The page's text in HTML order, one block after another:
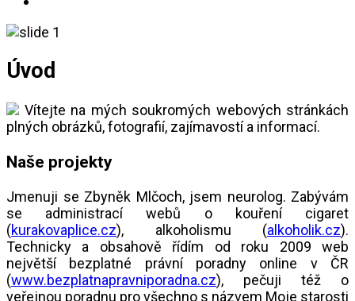
Úvod
Vítejte na mých soukromých webových stránkách
plných obrázků, fotografií, zajímavostí a informací.
Naše projekty
Jmenuji se Zbyněk Mlčoch, jsem neurolog. Zabývám
se administrací webů o kouření cigaret
(kurakovaplice.cz), alkoholismu (alkoholik.cz).
Technicky a obsahově řídím od roku 2009 web
největší bezplatné právní poradny online v ČR
(www.bezplatnapravniporadna.cz), pečuji též o
veřejnou poradnu pro všechno s názvem Moje starosti